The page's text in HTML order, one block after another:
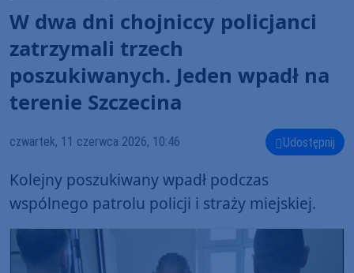
W dwa dni chojniccy policjanci
zatrzymali trzech
poszukiwanych. Jeden wpadł na
terenie Szczecina
czwartek, 11 czerwca 2026, 10:46 Udostępnij
Kolejny poszukiwany wpadł podczas
wspólnego patrolu policji i straży miejskiej.